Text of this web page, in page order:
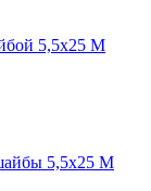
5,5x25 М
5,5x25 М